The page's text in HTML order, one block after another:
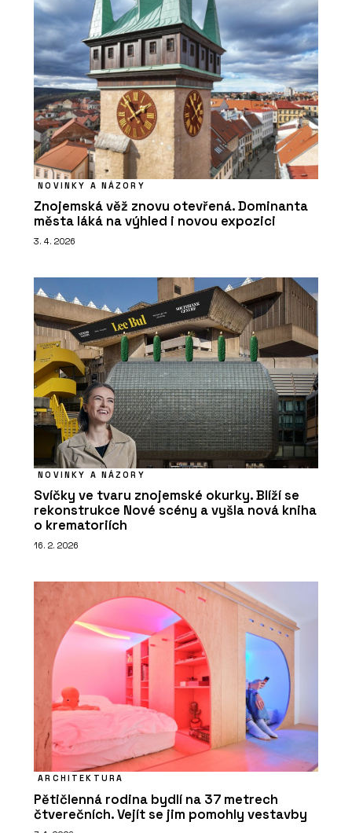
NOVINKY A NÁZORY
Znojemská věž znovu otevřená. Dominanta
města láká na výhled i novou expozici
3. 4. 2026
NOVINKY A NÁZORY
Svíčky ve tvaru znojemské okurky. Blíží se
rekonstrukce Nové scény a vyšla nová kniha
o krematoriích
16. 2. 2026
ARCHITEKTURA
Pětičlenná rodina bydlí na 37 metrech
čtverečních. Vejít se jim pomohly vestavby